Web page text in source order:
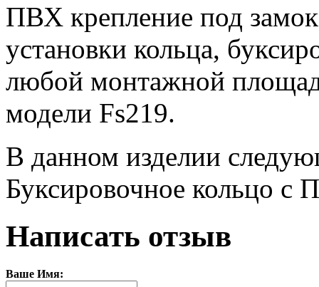
ПВХ крепление под
установки кольца,
любой монтажной
модели Fs219.
В данном изделии
Буксировочное кольцо с
Написать отзыв
Ваше Имя: